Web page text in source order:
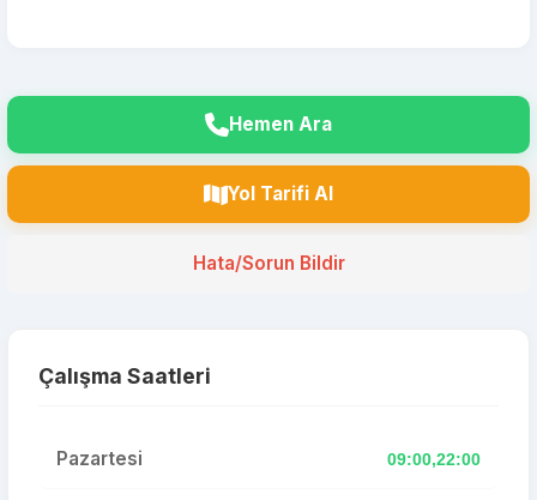
Hemen Ara
Yol Tarifi Al
Hata/Sorun Bildir
Çalışma Saatleri
Pazartesi 09:00,22:00